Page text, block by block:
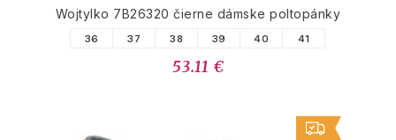
Wojtylko 7B26320 čierne dámske poltopánky
36 37 38 39 40 41
53.11 €